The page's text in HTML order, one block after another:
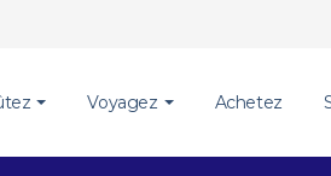
Voyagez Achetez